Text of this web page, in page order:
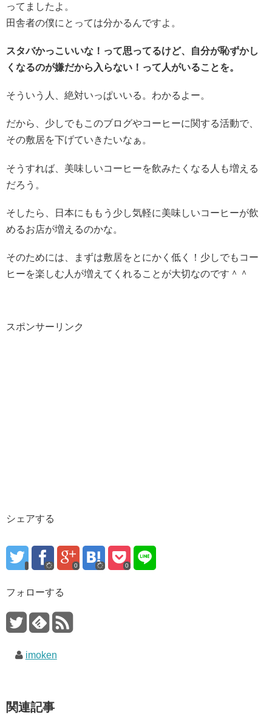
ってましたよ。
田舎者の僕にとっては分かるんですよ。
スタバかっこいいな！って思ってるけど、自分が恥ずかし
くなるのが嫌だから入らない！って人がいることを。
そういう人、絶対いっぱいいる。わかるよー。
だから、少しでもこのブログやコーヒーに関する活動で、
その敷居を下げていきたいなぁ。
そうすれば、美味しいコーヒーを飲みたくなる人も増える
だろう。
そしたら、日本にももう少し気軽に美味しいコーヒーが飲
めるお店が増えるのかな。
そのためには、まずは敷居をとにかく低く！少しでもコー
ヒーを楽しむ人が増えてくれることが大切なのです＾＾
スポンサーリンク
シェアする
0 0
フォローする
imoken
関連記事